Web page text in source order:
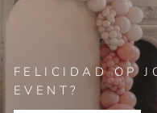
FELICIDAD OP
EVENT?